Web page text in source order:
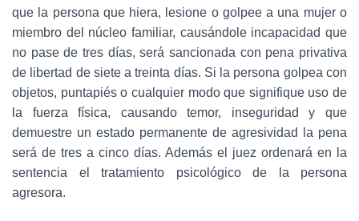
que la persona que hiera, lesione o golpee a una mujer o
miembro del núcleo familiar, causándole incapacidad que
no pase de tres días, será sancionada con pena privativa
de libertad de siete a treinta días. Si la persona golpea con
objetos, puntapiés o cualquier modo que signifique uso de
la fuerza física, causando temor, inseguridad y que
demuestre un estado permanente de agresividad la pena
será de tres a cinco días. Además el juez ordenará en la
sentencia el tratamiento psicológico de la persona
agresora.